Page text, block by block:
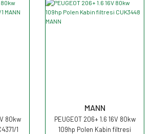
80kw
1
MANN
PEUGEOT 206+ 1.6 16V 80kw
109hp Polen Kabin filtresi